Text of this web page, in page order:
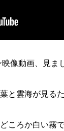
像動画、見ま
と雲海が見る
ころか白い霧